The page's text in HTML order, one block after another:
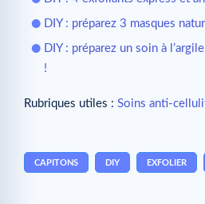
DIY : préparez 3 masques
DIY : préparez un soin à
!
Rubriques utiles : Soins anti-
CAPITONS DIY EXFOLIER